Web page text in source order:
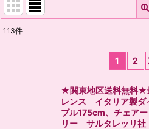
絞り込
113件
1 2
★関東地区送料無料★
レンス イタリア製ダ
ブル175cm、チェア
リー サルタレッリ社